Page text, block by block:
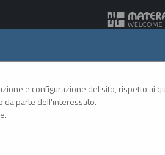
e configurazione del sito, rispetto ai
da parte dell'interessato.